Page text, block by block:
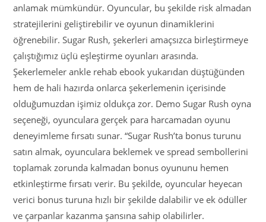
anlamak mümkündür. Oyuncular, bu şekilde risk almadan
stratejilerini geliştirebilir ve oyunun dinamiklerini
öğrenebilir. Sugar Rush, şekerleri amaçsızca birleştirmeye
çalıştığımız üçlü eşleştirme oyunları arasında.
Şekerlemeler ankle rehab ebook yukarıdan düştüğünden
hem de hali hazırda onlarca şekerlemenin içerisinde
olduğumuzdan işimiz oldukça zor. Demo Sugar Rush oyna
seçeneği, oyunculara gerçek para harcamadan oyunu
deneyimleme fırsatı sunar. “Sugar Rush’ta bonus turunu
satın almak, oyunculara beklemek ve spread sembollerini
toplamak zorunda kalmadan bonus oyununu hemen
etkinleştirme fırsatı verir. Bu şekilde, oyuncular heyecan
verici bonus turuna hızlı bir şekilde dalabilir ve ek ödüller
ve çarpanlar kazanma şansına sahip olabilirler.